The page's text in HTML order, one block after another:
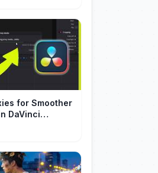
for Smoother
DaVinci